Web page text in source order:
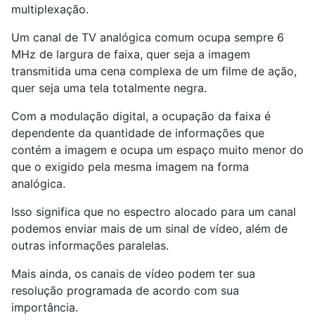
multiplexação.
Um canal de TV analógica comum ocupa sempre 6
MHz de largura de faixa, quer seja a imagem
transmitida uma cena complexa de um filme de ação,
quer seja uma tela totalmente negra.
Com a modulação digital, a ocupação da faixa é
dependente da quantidade de informações que
contém a imagem e ocupa um espaço muito menor do
que o exigido pela mesma imagem na forma
analógica.
Isso significa que no espectro alocado para um canal
podemos enviar mais de um sinal de vídeo, além de
outras informações paralelas.
Mais ainda, os canais de vídeo podem ter sua
resolução programada de acordo com sua
importância.